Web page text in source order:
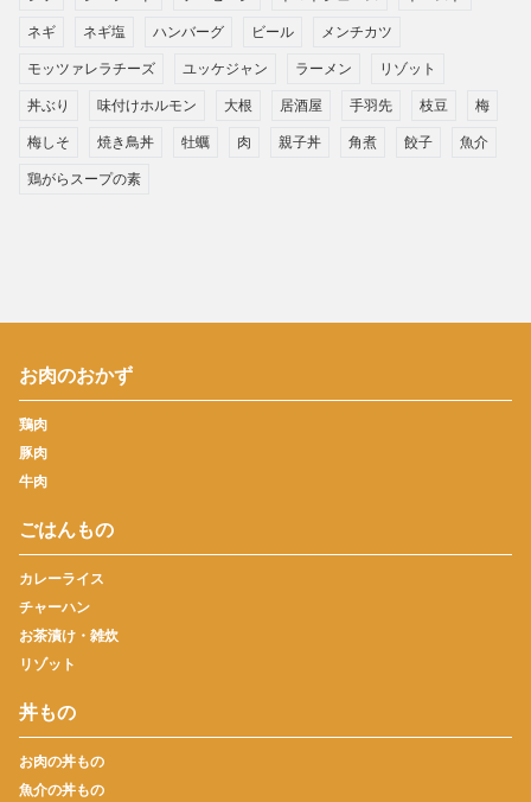
ネギ ネギ塩 ハンバーグ ビール メンチカツ
モッツァレラチーズ ユッケジャン ラーメン リゾット
丼ぶり 味付けホルモン 大根 居酒屋 手羽先 枝豆 梅
梅しそ 焼き鳥丼 牡蠣 肉 親子丼 角煮 餃子 魚介
鶏がらスープの素
お肉のおかず
鶏肉
豚肉
牛肉
ごはんもの
カレーライス
チャーハン
お茶漬け・雑炊
リゾット
丼もの
お肉の丼もの
魚介の丼もの